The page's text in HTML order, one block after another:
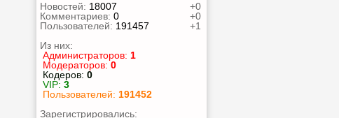
+0
Новостей: 18007
+0
Комментариев: 0
+1
Пользователей: 191457
Из них:
Администраторов: 1
Модераторов: 0
Кодеров: 0
VIP: 3
Пользователей: 191452
Зарегистрировались: